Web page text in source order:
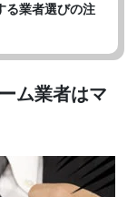
る業者選びの注
ム業者はマ